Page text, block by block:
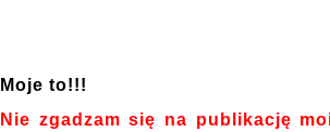
Moje to!!!
Nie zgadzam się na publikację